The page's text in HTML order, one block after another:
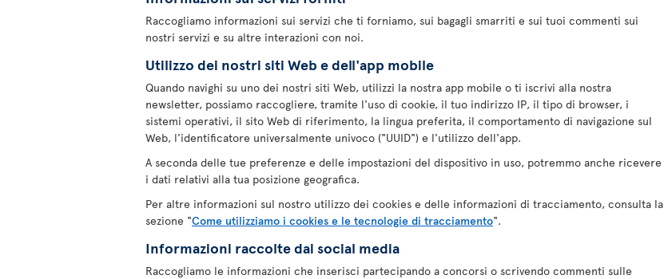
Raccogliamo informazioni sui servizi che ti forniamo, sui bagagli smarriti e sui tuoi commenti sui
nostri servizi e su altre interazioni con noi.
Utilizzo dei nostri siti Web e dell'app mobile
Quando navighi su uno dei nostri siti Web, utilizzi la nostra app mobile o ti iscrivi alla nostra
newsletter, possiamo raccogliere, tramite l'uso di cookie, il tuo indirizzo IP, il tipo di browser, i
sistemi operativi, il sito Web di riferimento, la lingua preferita, il comportamento di navigazione sul
Web, l'identificatore universalmente univoco ("UUID") e l'utilizzo dell'app.
A seconda delle tue preferenze e delle impostazioni del dispositivo in uso, potremmo anche ricevere
i dati relativi alla tua posizione geografica.
Per altre informazioni sul nostro utilizzo dei cookies e delle informazioni di tracciamento, consulta la
sezione "Come utilizziamo i cookies e le tecnologie di tracciamento".
Informazioni raccolte dai social media
Raccogliamo le informazioni che inserisci partecipando a concorsi o scrivendo commenti sulle